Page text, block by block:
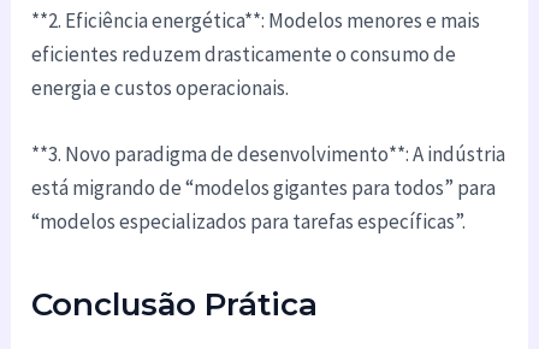
**2. Eficiência energética**: Modelos menores e mais
eficientes reduzem drasticamente o consumo de
energia e custos operacionais.
**3. Novo paradigma de desenvolvimento**: A indústria
está migrando de “modelos gigantes para todos” para
“modelos especializados para tarefas específicas”.
Conclusão Prática